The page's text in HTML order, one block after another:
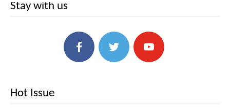
Stay with us
Hot Issue